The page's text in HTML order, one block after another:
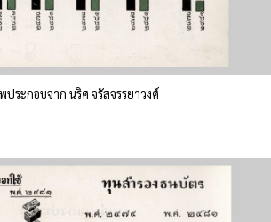
ประกอบจาก นริศ จรัสจรรยาวงศ์